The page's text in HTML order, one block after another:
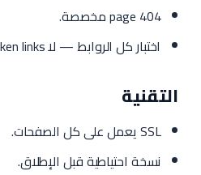
404 page مخصصة.
اختبار كل الروابط — لا broken links.
التقنية
SSL يعمل على كل الصفحات.
نسخة احتياطية قبل الإطلاق.